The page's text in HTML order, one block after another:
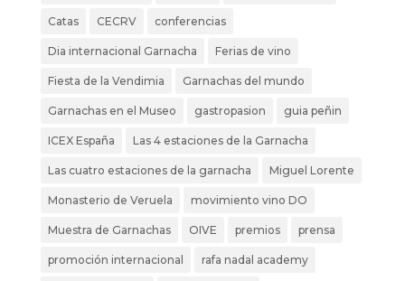
Catas CECRV conferencias
Dia internacional Garnacha Ferias de vino
Fiesta de la Vendimia Garnachas del mundo
Garnachas en el Museo gastropasion guia peñin
ICEX España Las 4 estaciones de la Garnacha
Las cuatro estaciones de la garnacha Miguel Lorente
Monasterio de Veruela movimiento vino DO
Muestra de Garnachas OIVE premios prensa
promoción internacional rafa nadal academy